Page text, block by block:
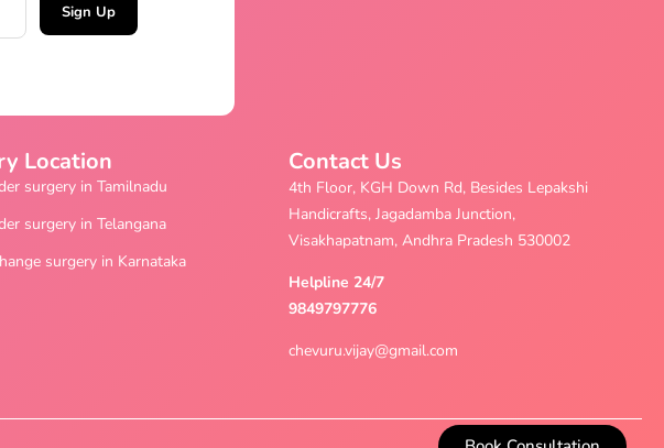
Sign Up
Location
surgery in Tamilnadu
surgery in Telangana
surgery in Karnataka
Contact Us
4th Floor, KGH Down Rd, Besides Lepakshi
Handicrafts, Jagadamba Junction,
Visakhapatnam, Andhra Pradesh 530002
Helpline 24/7
9849797776
chevuru.vijay@gmail.com